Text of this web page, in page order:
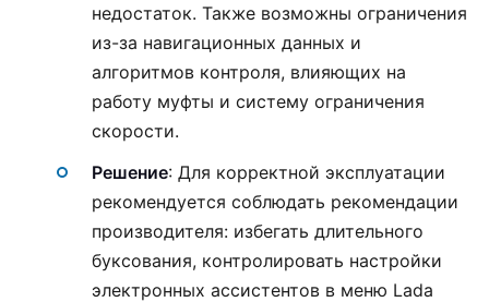
недостаток. Также возможны ограничения
из-за навигационных данных и
алгоритмов контроля, влияющих на
работу муфты и систему ограничения
скорости.
Решение: Для корректной эксплуатации
рекомендуется соблюдать рекомендации
производителя: избегать длительного
буксования, контролировать настройки
электронных ассистентов в меню Lada